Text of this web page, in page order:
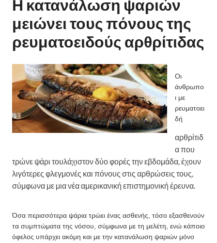
Η κατανάλωση ψαριών
μειώνει τους πόνους της
ρευματοειδούς αρθρίτιδας
Οι
άνθρωπο
ι με
ρευματοει
δή
αρθρίτιδ
α που
τρώνε ψάρι τουλάχιστον δύο φορές την εβδομάδα, έχουν
λιγότερες φλεγμονές και πόνους στις αρθρώσεις τους,
σύμφωνα με μια νέα αμερικανική επιστημονική έρευνα.
Όσα περισσότερα ψάρια τρώει ένας ασθενής, τόσο εξασθενούν
τα συμπτώματα της νόσου, σύμφωνα με τη μελέτη, ενώ κάποιο
όφελος υπάρχει ακόμη και με την κατανάλωση ψαριών μόνο